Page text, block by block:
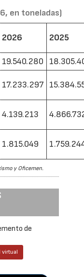
en toneladas)
2026 2025
19.540.280
17.233.297
4.139.213
1.815.049
y Oficemen.
de
virtual